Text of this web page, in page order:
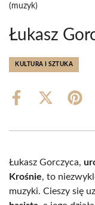
(muzyk)
Łukasz
KULTURA I SZTUKA
Share
Share
(Twitter)
Łukasz Gorczyca,
Krośnie, to
muzyki. Cieszy się